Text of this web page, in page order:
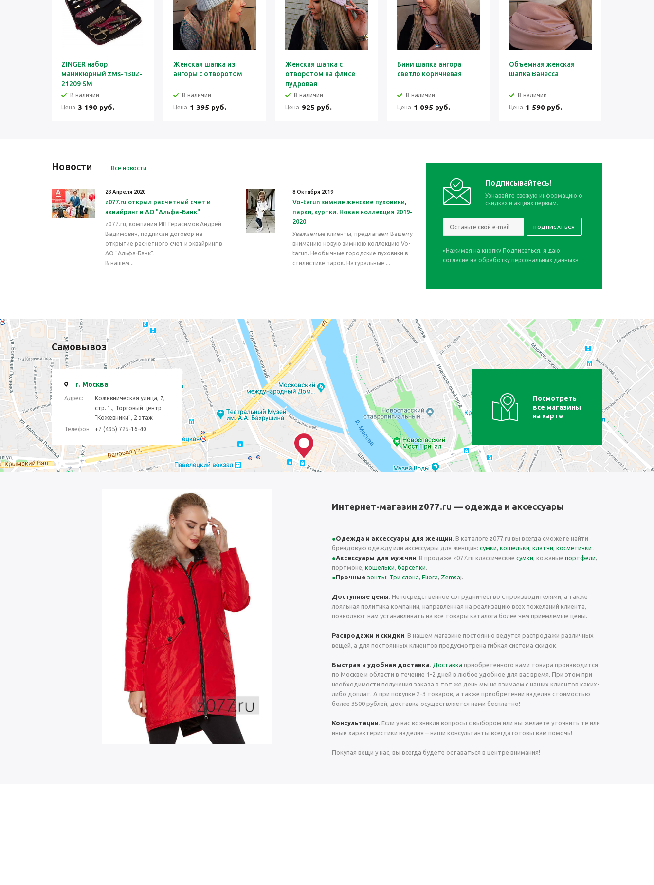
ZINGER набор
маникюрный zMs-1302-
21209 SM
В наличии
Цена 3 190 руб.
Женская шапка из
ангоры с отворотом
В наличии
Цена 1 395 руб.
Женская шапка с
отворотом на флисе
пудровая
В наличии
Цена 925 руб.
Бини шапка ангора
светло коричневая
В наличии
Цена 1 095 руб.
Объемная женская
шапка Ванесса
В наличии
Цена 1 590 руб.
Новости Все новости
28 Апреля 2020
z077.ru открыл расчетный счет и
эквайринг в АО "Альфа-Банк"
z077.ru, компания ИП Герасимов Андрей
Вадимович, подписан договор на
открытие расчетного счет и эквайринг в
АО "Альфа-Банк".
В нашем...
8 Октября 2019
Vo-tarun зимние женские пуховики,
парки, куртки. Новая коллекция 2019-
2020
Уважаемые клиенты, предлагаем Вашему
вниманию новую зимнюю коллекцию Vo-
tarun. Необычные городские пуховики в
стилистике парок. Натуральные ...
Подписывайтесь!
Узнавайте свежую информацию о
скидках и акциях первым.
«Нажимая на кнопку Подписаться, я даю
согласие на обработку персональных данных»
Самовывоз
г. Москва
Адрес:
Кожевническая улица, 7,
стр. 1., Торговый центр
"Кожевники", 2 этаж
Телефон
+7 (495) 725-16-40
Посмотреть
все магазины
на карте
Интернет-магазин z077.ru — одежда и аксессуары
Одежда и аксессуары для женщин. В каталоге z077.ru вы всегда сможете найти
брендовую одежду или аксессуары для женщин: сумки, кошельки, клатчи, косметички .
Аксессуары для мужчин. В продаже z077.ru классические сумки, кожаные портфели,
портмоне, кошельки, барсетки.
Прочные зонты: Три слона, Fliora, Zemsaj.
Доступные цены. Непосредственное сотрудничество с производителями, а также
лояльная политика компании, направленная на реализацию всех пожеланий клиента,
позволяют нам устанавливать на все товары каталога более чем приемлемые цены.
Распродажи и скидки. В нашем магазине постоянно ведутся распродажи различных
вещей, а для постоянных клиентов предусмотрена гибкая система скидок.
Быстрая и удобная доставка. Доставка приобретенного вами товара производится
по Москве и области в течение 1-2 дней в любое удобное для вас время. При этом при
необходимости получения заказа в тот же день мы не взимаем с наших клиентов каких-
либо доплат. А при покупке 2-3 товаров, а также приобретении изделия стоимостью
более 3500 рублей, доставка осуществляется нами бесплатно!
Консультации. Если у вас возникли вопросы с выбором или вы желаете уточнить те или
иные характеристики изделия – наши консультанты всегда готовы вам помочь!
Покупая вещи у нас, вы всегда будете оставаться в центре внимания!